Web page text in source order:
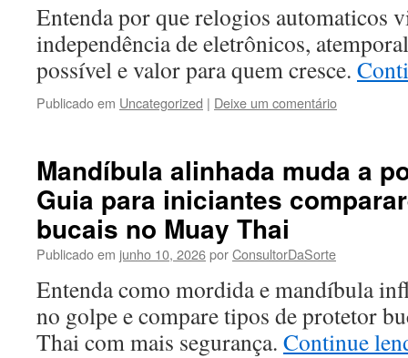
Entenda por que relogios automaticos
independência de eletrônicos,
possível e valor para quem cresce.
Publicado em Uncategorized | Deixe um comentário
Mandíbula alinhada muda a
Guia para iniciantes
bucais no Muay Thai
Publicado em junho 10, 2026porConsultorDaSorte
Entenda como mordida e mandíbula
no golpe e compare tipos de protetor
Thai com mais segurança. Continue